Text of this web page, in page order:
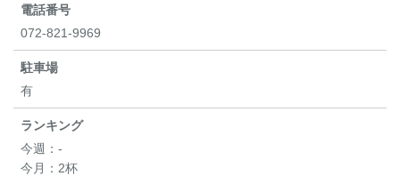
電話番号
072-821-9969
駐車場
有
ランキング
今週： -
今月： 2杯